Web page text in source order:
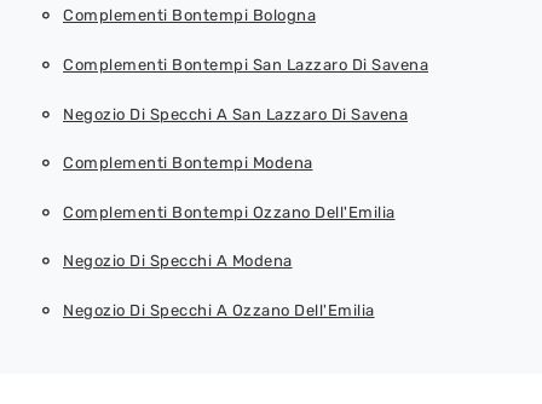
Complementi Bontempi Bologna
Complementi Bontempi San Lazzaro Di Savena
Negozio Di Specchi A San Lazzaro Di Savena
Complementi Bontempi Modena
Complementi Bontempi Ozzano Dell'Emilia
Negozio Di Specchi A Modena
Negozio Di Specchi A Ozzano Dell'Emilia